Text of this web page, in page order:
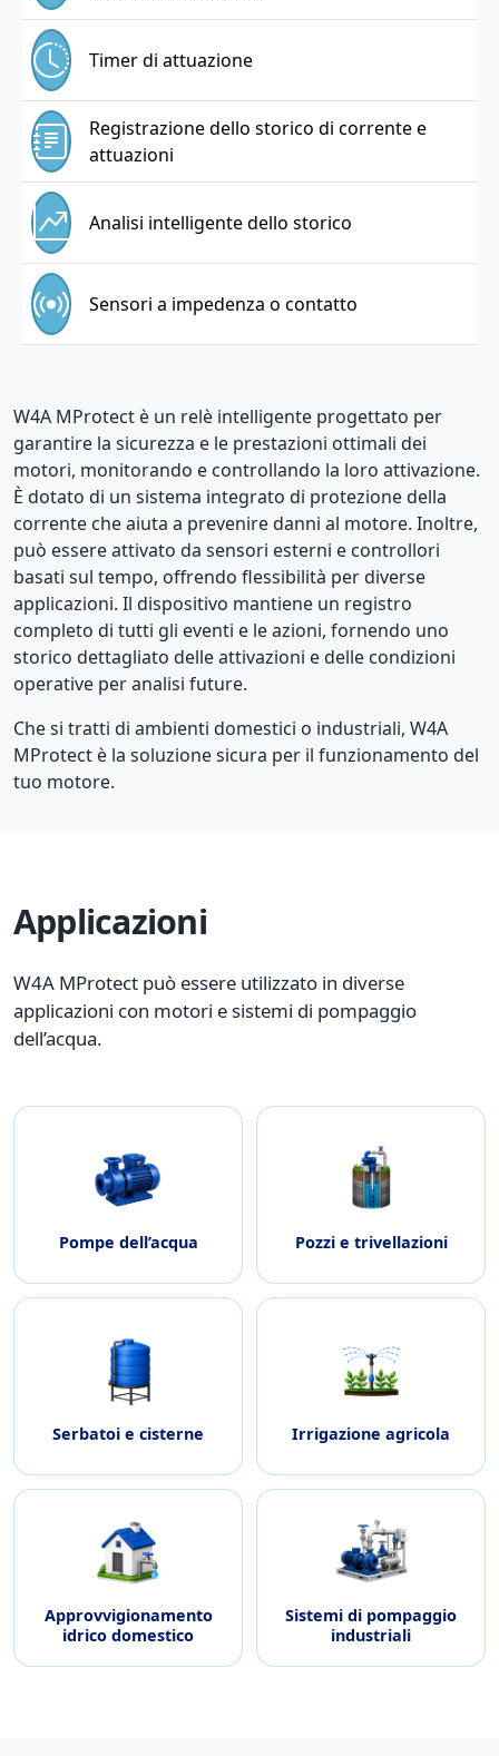
Timer di attuazione
Registrazione dello storico di corrente e
attuazioni
Analisi intelligente dello storico
Sensori a impedenza o contatto
W4A MProtect è un relè intelligente progettato per
garantire la sicurezza e le prestazioni ottimali dei
motori, monitorando e controllando la loro attivazione.
È dotato di un sistema integrato di protezione della
corrente che aiuta a prevenire danni al motore. Inoltre,
può essere attivato da sensori esterni e controllori
basati sul tempo, offrendo flessibilità per diverse
applicazioni. Il dispositivo mantiene un registro
completo di tutti gli eventi e le azioni, fornendo uno
storico dettagliato delle attivazioni e delle condizioni
operative per analisi future.
Che si tratti di ambienti domestici o industriali, W4A
MProtect è la soluzione sicura per il funzionamento del
tuo motore.
Applicazioni
W4A MProtect può essere utilizzato in diverse
applicazioni con motori e sistemi di pompaggio
dell’acqua.
Pompe dell’acqua Pozzi e trivellazioni
Serbatoi e cisterne Irrigazione agricola
Approvvigionamento
idrico domestico
Sistemi di pompaggio
industriali